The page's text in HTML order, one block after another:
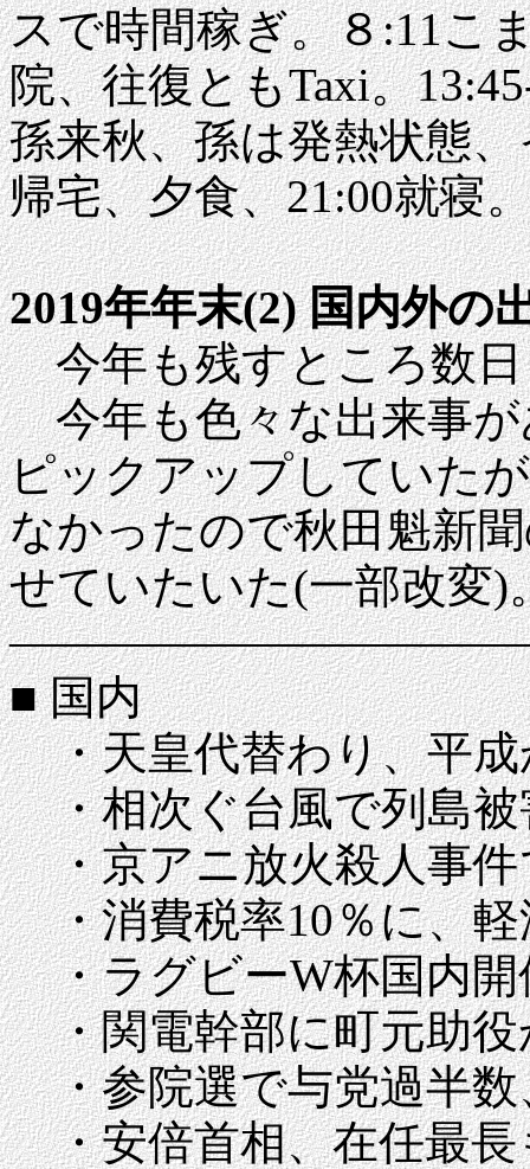
スで時間稼ぎ。８:11こ
院、往復ともTaxi。
孫来秋、孫は発熱状態
帰宅、夕食、21:00就寝
2019年年末(2) 国内外の
今年も残すところ数日
今年も色々な出来事が
ピックアップしていた
なかったので秋田魁新
せていたいた(一部改変)
■ 国内
・天皇代替わり、平成
・相次ぐ台風で列島被
・京アニ放火殺人事件
・消費税率10％に、軽
・ラグビーW杯国内開
・関電幹部に町元助役
・参院選で与党過半数
・安倍首相、在任最長